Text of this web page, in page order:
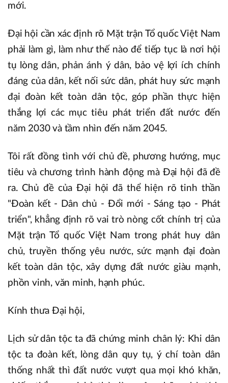
mới.
Đại hội cần xác định rõ Mặt trận Tổ quốc Việt Nam
phải làm gì, làm như thế nào để tiếp tục là nơi hội
tụ lòng dân, phản ánh ý dân, bảo vệ lợi ích chính
đáng của dân, kết nối sức dân, phát huy sức mạnh
đại đoàn kết toàn dân tộc, góp phần thực hiện
thắng lợi các mục tiêu phát triển đất nước đến
năm 2030 và tầm nhìn đến năm 2045.
Tôi rất đồng tình với chủ đề, phương hướng, mục
tiêu và chương trình hành động mà Đại hội đã đề
ra. Chủ đề của Đại hội đã thể hiện rõ tinh thần
"Đoàn kết - Dân chủ - Đổi mới - Sáng tạo - Phát
triển", khẳng định rõ vai trò nòng cốt chính trị của
Mặt trận Tổ quốc Việt Nam trong phát huy dân
chủ, truyền thống yêu nước, sức mạnh đại đoàn
kết toàn dân tộc, xây dựng đất nước giàu mạnh,
phồn vinh, văn minh, hạnh phúc.
Kính thưa Đại hội,
Lịch sử dân tộc ta đã chứng minh chân lý: Khi dân
tộc ta đoàn kết, lòng dân quy tụ, ý chí toàn dân
thống nhất thì đất nước vượt qua mọi khó khăn,